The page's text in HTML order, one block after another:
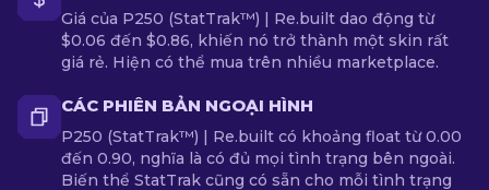
Giá của P250 (StatTrak™) | Re.built dao động từ
$0.06 đến $0.86, khiến nó trở thành một skin rất
giá rẻ. Hiện có thể mua trên nhiều marketplace.
CÁC PHIÊN BẢN NGOẠI HÌNH
P250 (StatTrak™) | Re.built có khoảng float từ 0.00
đến 0.90, nghĩa là có đủ mọi tình trạng bên ngoài.
Biến thể StatTrak cũng có sẵn cho mỗi tình trạng